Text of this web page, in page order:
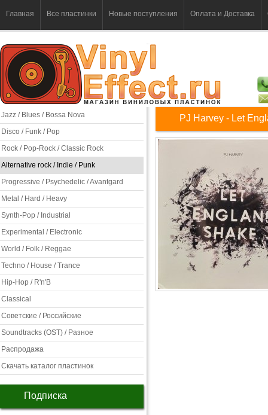
Главная Все пластинки Новые поступления Оплата и Доставка
Jazz / Blues / Bossa Nova
Disco / Funk / Pop
Rock / Pop-Rock / Classic Rock
Alternative rock / Indie / Punk
Progressive / Psychedelic / Avantgard
Metal / Hard / Heavy
Synth-Pop / Industrial
Experimental / Electronic
World / Folk / Reggae
Techno / House / Trance
Hip-Hop / R'n'B
Classical
Советские / Российские
Soundtracks (OST) / Разное
Распродажа
Скачать каталог пластинок
Подписка
PJ Harvey - Let